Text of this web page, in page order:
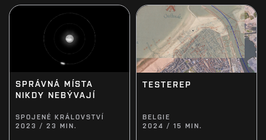
SPRÁVNÁ MÍSTA
NIKDY NEBÝVAJÍ
SPOJENÉ KRÁLOVSTVÍ
2023 / 23 MIN.
TESTEREP
BELGIE
2024 / 15 MIN.